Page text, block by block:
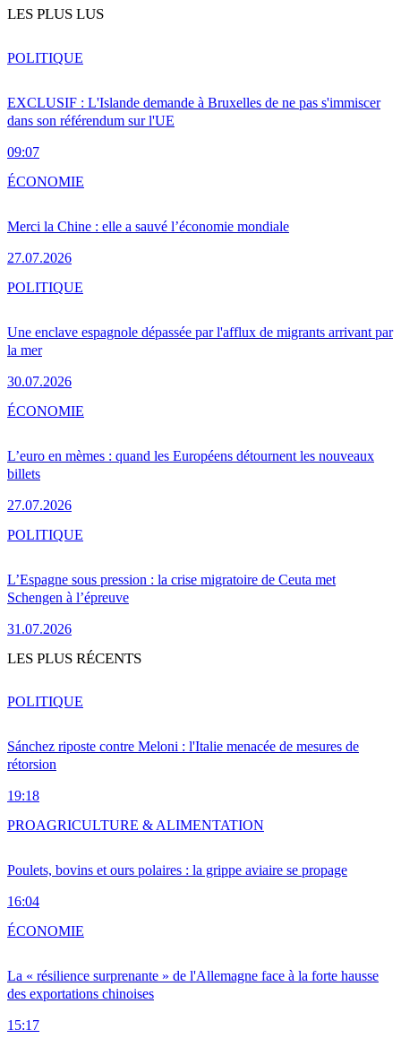
LES PLUS LUS
EXCLUSIF : L'Islande demande à Bruxelles de ne pas s'immiscer
dans son référendum sur l'UE
09:07
POLITIQUE
Merci la Chine : elle a sauvé l’économie mondiale
27.07.2026
ÉCONOMIE
Une enclave espagnole dépassée par l'afflux de migrants arrivant par
la mer
30.07.2026
POLITIQUE
L’euro en mèmes : quand les Européens détournent les nouveaux
billets
27.07.2026
ÉCONOMIE
L’Espagne sous pression : la crise migratoire de Ceuta met
Schengen à l’épreuve
31.07.2026
POLITIQUE
LES PLUS RÉCENTS
Sánchez riposte contre Meloni : l'Italie menacée de mesures de
rétorsion
19:18
POLITIQUE
Poulets, bovins et ours polaires : la grippe aviaire se propage
16:04
PROAGRICULTURE & ALIMENTATION
La « résilience surprenante » de l'Allemagne face à la forte hausse
des exportations chinoises
15:17
ÉCONOMIE